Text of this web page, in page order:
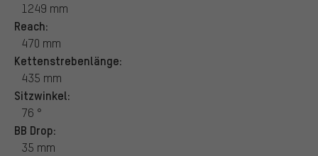
1249 mm
Reach:
470 mm
Kettenstrebenlänge:
435 mm
Sitzwinkel:
76 °
BB Drop:
35 mm